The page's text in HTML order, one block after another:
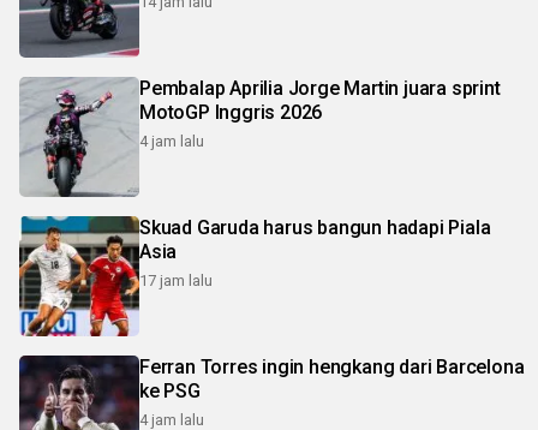
Pembalap Aprilia Jorge Martin juara sprint
MotoGP Inggris 2026
4 jam lalu
Skuad Garuda harus bangun hadapi Piala
Asia
17 jam lalu
Ferran Torres ingin hengkang dari Barcelona
ke PSG
4 jam lalu